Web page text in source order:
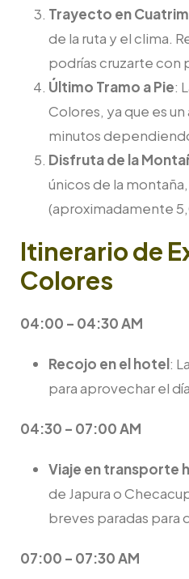
Trayecto en
de la ruta y el clima.
podrías cruzarte con
Último Tramo a Pie:
Colores, ya que es
minutos
Disfruta de la
únicos de la
(aproximadamente
Itinerario de
Colores
04:00 – 04:30 AM
Recojo en el hotel:
para aprovechar el
04:30 – 07:00 AM
Viaje en transporte
de Japura o
breves paradas para
07:00 – 07:30 AM